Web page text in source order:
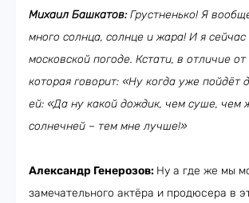
Михаил Башкатов:Грустненько! Я
много солнца, солнце и жара! И я
московской погоде. Кстати, в отличие
которая говорит: «Ну когда уже пойдёт
ей: «Да ну какой дождик, чем суше, чем
солнечней – тем мне лучше!»
Александр Генерозов: Ну а где же мы
замечательного актёра и продюсера в